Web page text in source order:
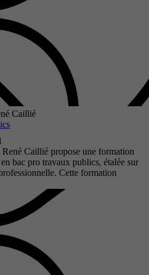
Caillié
Caillié propose une formation
bac pro travaux publics, étalée sur
Cette formation